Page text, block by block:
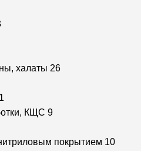
халаты 26
КЩС 9
покрытием 10